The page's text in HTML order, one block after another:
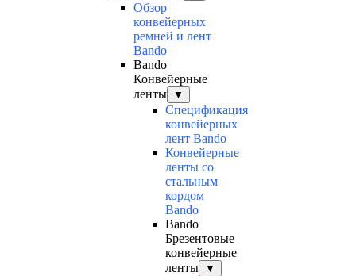
Обзор
конвейерных
ремней и лент
Bando
Bando
Конвейерные
ленты
▼
Спецификация
конвейерных
лент Bando
Конвейерные
ленты со
стальным
кордом
Bando
Bando
Брезентовые
конвейерные
ленты
▼